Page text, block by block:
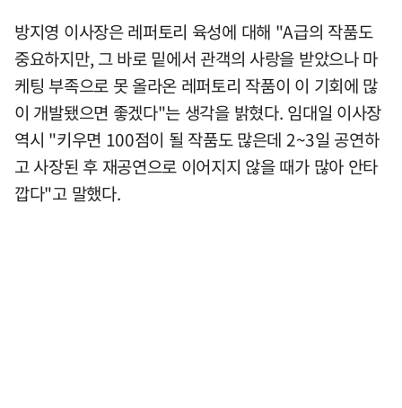
방지영 이사장은 레퍼토리 육성에 대해 "A급의 작품도
중요하지만, 그 바로 밑에서 관객의 사랑을 받았으나 마
케팅 부족으로 못 올라온 레퍼토리 작품이 이 기회에 많
이 개발됐으면 좋겠다"는 생각을 밝혔다. 임대일 이사장
역시 "키우면 100점이 될 작품도 많은데 2~3일 공연하
고 사장된 후 재공연으로 이어지지 않을 때가 많아 안타
깝다"고 말했다.